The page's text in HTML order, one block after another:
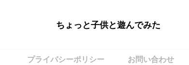
ちょっと子供と遊んでみた
プライバシーポリシー お問い合わせ